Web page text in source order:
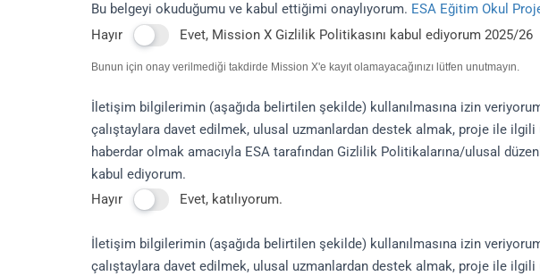
Bu belgeyi okuduğumu ve kabul ettiğimi onaylıyorum. ESA Eğitim Okul
Hayır
Evet, Mission X Gizlilik Politikasını kabul ediyorum 2025/26
Bunun için onay verilmediği takdirde Mission X'e kayıt olamayacağınızı lütfen unutmayın.
İletişim bilgilerimin (aşağıda belirtilen şekilde) kullanılmasına izin
çalıştaylara davet edilmek, ulusal uzmanlardan destek almak, proje ile
haberdar olmak amacıyla ESA tarafından Gizlilik Politikalarına/ulusal
kabul ediyorum.
Hayır
Evet, katılıyorum.
İletişim bilgilerimin (aşağıda belirtilen şekilde) kullanılmasına izin
çalıştaylara davet edilmek, ulusal uzmanlardan destek almak, proje ile